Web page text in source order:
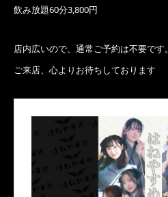
飲み放題60分3,800円
店内広いので、通常ご予約は不要です。
ご来店、心よりお待ちしております